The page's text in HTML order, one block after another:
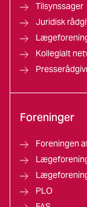
Tilsynssager
Juridisk
Kollegialt
Foreninger
Foreningen
PLO